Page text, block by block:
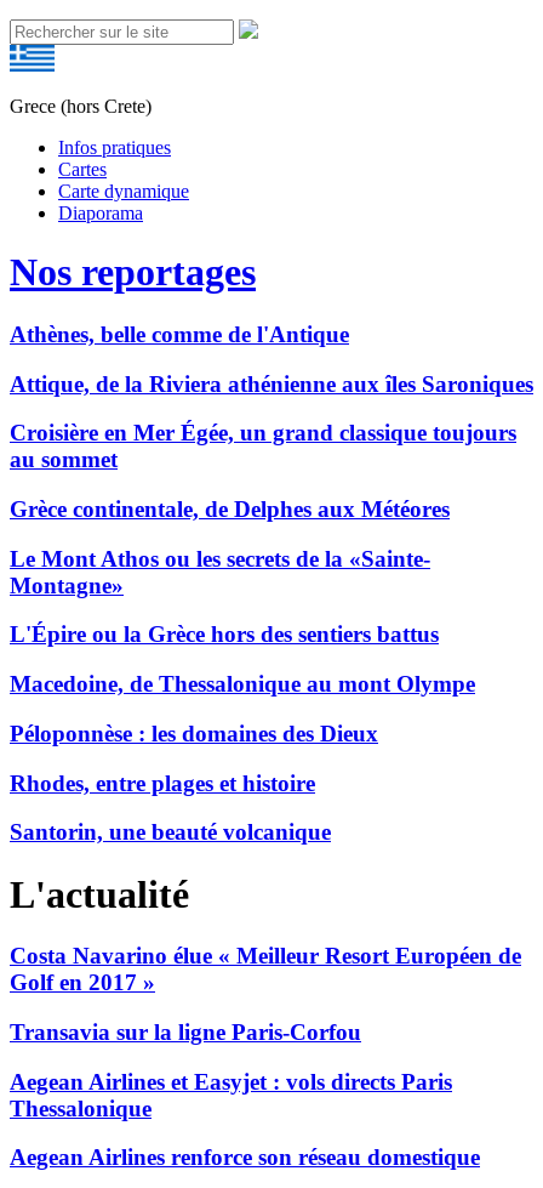
Grece (hors Crete)
Infos pratiques
Cartes
Carte dynamique
Diaporama
Nos reportages
Athènes, belle comme de l'Antique
Attique, de la Riviera athénienne aux îles Saroniques
Croisière en Mer Égée, un grand classique toujours
au sommet
Grèce continentale, de Delphes aux Météores
Le Mont Athos ou les secrets de la «Sainte-
Montagne»
L'Épire ou la Grèce hors des sentiers battus
Macedoine, de Thessalonique au mont Olympe
Péloponnèse : les domaines des Dieux
Rhodes, entre plages et histoire
Santorin, une beauté volcanique
L'actualité
Costa Navarino élue « Meilleur Resort Européen de
Golf en 2017 »
Transavia sur la ligne Paris-Corfou
Aegean Airlines et Easyjet : vols directs Paris
Thessalonique
Aegean Airlines renforce son réseau domestique